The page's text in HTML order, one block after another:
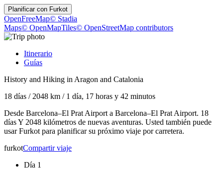
Planificar con Furkot
OpenFreeMap© Stadia
Maps© OpenMapTiles© OpenStreetMap contributors
Itinerario
Guías
History and Hiking in Aragon and Catalonia
18 días / 2048 km / 1 día, 17 horas y 42 minutos
Desde Barcelona–El Prat Airport a Barcelona–El Prat Airport. 18
días Y 2048 kilómetros de nuevas aventuras. Usted también puede
usar Furkot para planificar su próximo viaje por carretera.
furkotCompartir viaje
Día 1